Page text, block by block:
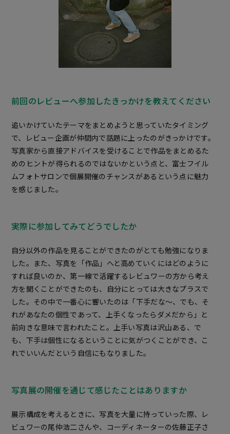
前回のレビューへ参加したきっかけを教えてください
追いかけていたテーマをまとめようと思っていたタイミング
で、レビュー企画が仲間内で話題に上ったのがきっかけです。
写真家から直接アドバイスを受けることで作品をまとめるた
めのヒントが得られるのではないかという点と、富士フイル
ムフォトサロンで個展開催のチャンスがあるという点に魅力
を感じました。
実際に参加してみてどうでしたか
自分以外の作品を見ることができたのがとても勉強になりま
した。また、写真を「作品」へと高めていくにはどのように
すれば良いのか、第一線で活躍するレビュワーの方から考え
方を聞くことができたのも、自分にとっては大きなプラスで
した。その中で一番心に響いたのは「下手だな～、でも、そ
れがあなたの個性であって、上手くなったらダメだから」と
前向きな意味で言われたこと。上手い写真は沢山ある、で
も、下手は個性になるということに気がつくことができ、こ
れでいいんだという自信にもなりました。
写真展の開催を通じて感じたことはありますか
展示構成を考えるときに、写真を大量に持っていった際、レ
ビュワーの尾仲浩二さんや、コーディネーターの佐藤正子さ